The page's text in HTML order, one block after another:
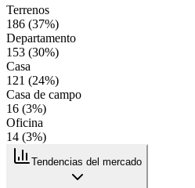
Terrenos
186 (37%)
Departamento
153 (30%)
Casa
121 (24%)
Casa de campo
16 (3%)
Oficina
14 (3%)
Tendencias del mercado